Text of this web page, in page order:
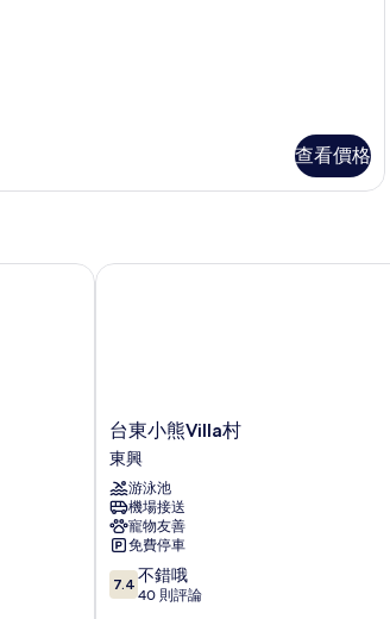
查看價格
台
東
小
熊
Villa
村
東
興
台東小熊Villa村
東興
游泳池
機場接送
寵物友善
免費停車
7.4
分，
7.4 不錯哦
40 則評論
台東小熊Villa村